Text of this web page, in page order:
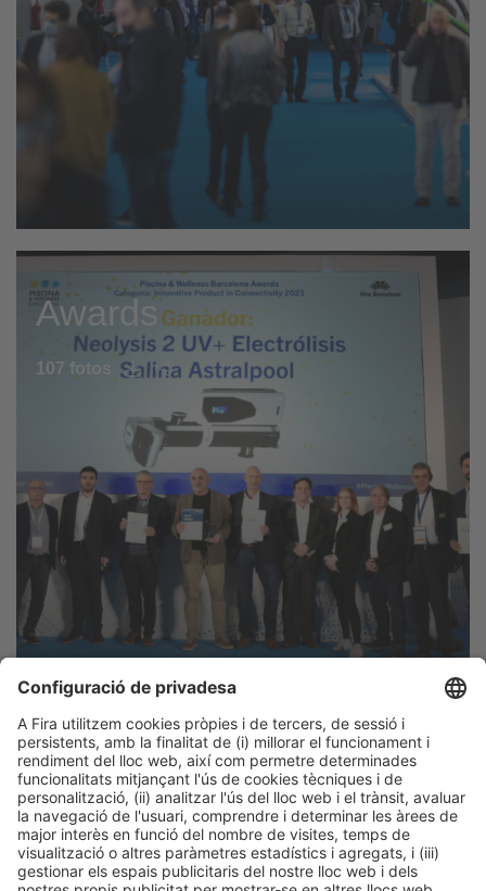
Awards
107 fotos
Informació generalAvís legalPolítica de privacitat